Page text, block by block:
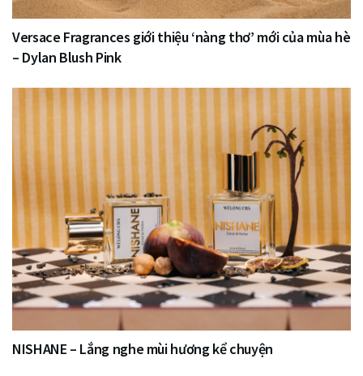
Versace Fragrances giới thiệu ‘nàng thơ’ mới của mùa hè
– Dylan Blush Pink
NISHANE – Lắng nghe mùi hương kể chuyện